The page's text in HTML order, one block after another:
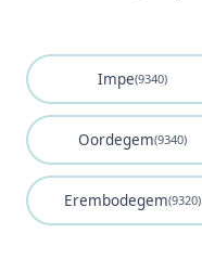
Impe(9340)
Oordegem(9340)
Erembodegem(9320)